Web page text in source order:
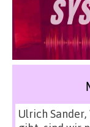
Ulrich Sander,